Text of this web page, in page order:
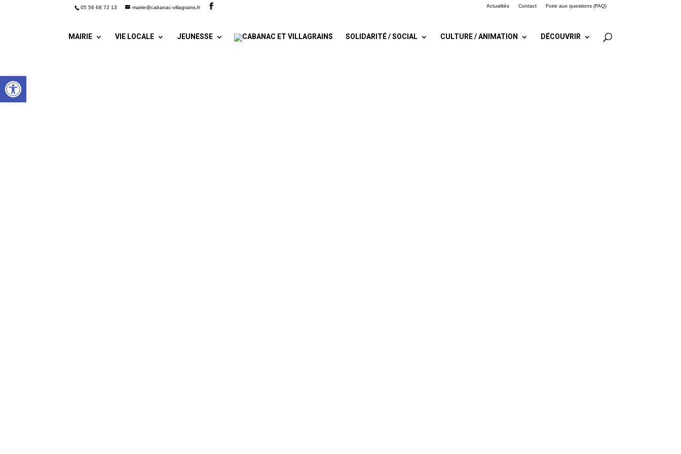
Ouvrir la barre d’outils
05 56 68 72 13 mairie@cabanac-villagrains.fr Actualités Contact Foire aux questions (FAQ)
MAIRIE VIE LOCALE JEUNESSE SOLIDARITÉ / SOCIAL CULTURE / ANIMATION DÉCOUVRIR